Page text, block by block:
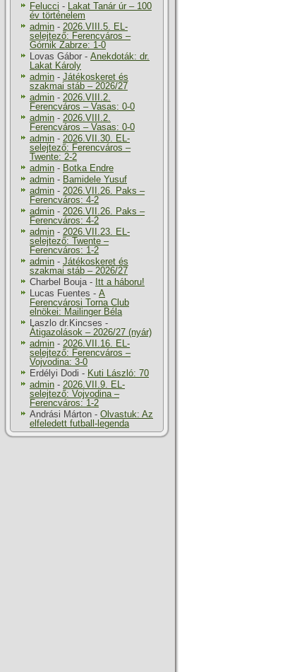
Felucci - Lakat Tanár úr – 100
év történelem
admin - 2026.VIII.5. EL-
selejtező: Ferencváros –
Górnik Zabrze: 1-0
Lovas Gábor - Anekdoták: dr.
Lakat Károly
admin - Játékoskeret és
szakmai stáb – 2026/27
admin - 2026.VIII.2.
Ferencváros – Vasas: 0-0
admin - 2026.VIII.2.
Ferencváros – Vasas: 0-0
admin - 2026.VII.30. EL-
selejtező: Ferencváros –
Twente: 2-2
admin - Botka Endre
admin - Bamidele Yusuf
admin - 2026.VII.26. Paks –
Ferencváros: 4-2
admin - 2026.VII.26. Paks –
Ferencváros: 4-2
admin - 2026.VII.23. EL-
selejtező: Twente –
Ferencváros: 1-2
admin - Játékoskeret és
szakmai stáb – 2026/27
Charbel Bouja- Itt a háboru!
Lucas Fuentes - A
Ferencvárosi Torna Club
elnökei: Mailinger Béla
Laszlo dr.Kincses -
Átigazolások – 2026/27 (nyár)
admin - 2026.VII.16. EL-
selejtező: Ferencváros –
Vojvodina: 3-0
Erdélyi Dodi - Kuti László: 70
admin - 2026.VII.9. EL-
selejtező: Vojvodina –
Ferencváros: 1-2
Andrási Márton - Olvastuk: Az
elfeledett futball-legenda